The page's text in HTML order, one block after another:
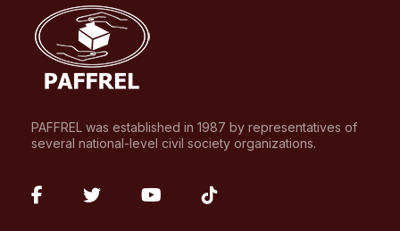
PAFFREL was established in 1987 by representatives of
several national-level civil society organizations.
fab
fab